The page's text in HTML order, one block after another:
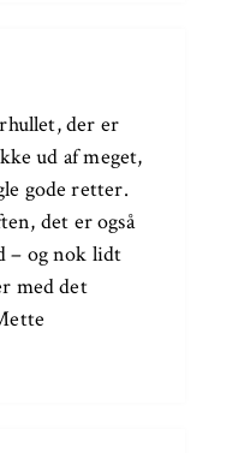
der er
ud af meget,
gode retter.
det er også
– og nok lidt
med det